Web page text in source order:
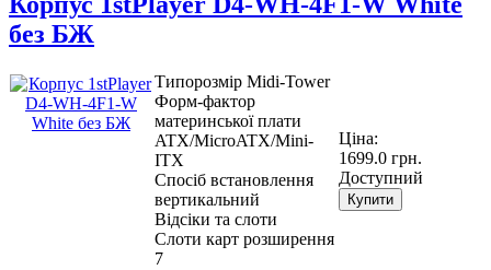
без БЖ
Типорозмір Midi-Tower
Форм-фактор
материнської плати
ATX/MicroATX/Mini-
ITX
Спосіб встановлення
вертикальний
Відсіки та слоти
Слоти карт розширення
7
Ціна:
1699.0 грн.
Доступний
Купити